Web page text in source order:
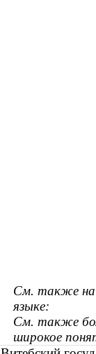
См. также на
языке:
См. также
широкое